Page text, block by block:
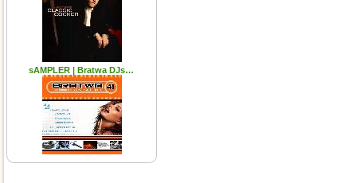
sAMPLER | Bratwa DJs…